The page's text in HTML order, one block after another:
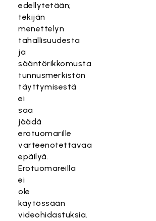
edellytetään;
tekijän
menettelyn
tahallisuudesta
ja
sääntörikkomusta
tunnusmerkistön
täyttymisestä
ei
saa
jäädä
erotuomarille
varteenotettavaa
epäilyä.
Erotuomareilla
ei
ole
käytössään
videohidastuksia.